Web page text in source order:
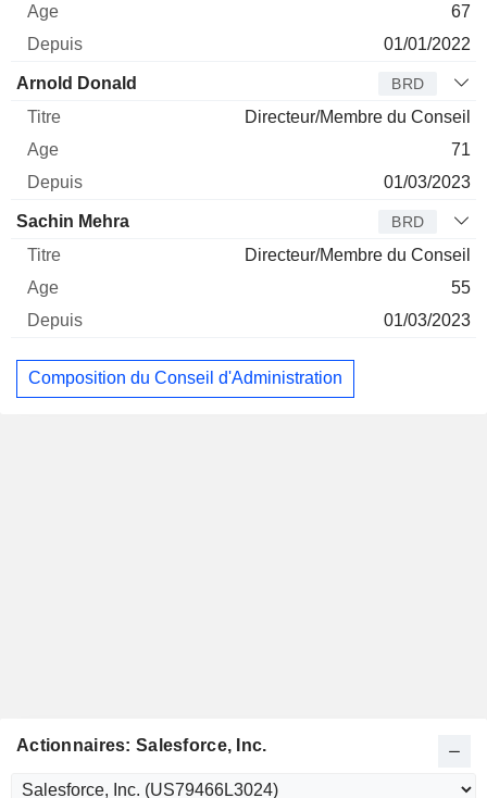
67
01/01/2022
Arnold Donald BRD
Directeur/Membre du Conseil
71
01/03/2023
Sachin Mehra BRD
Directeur/Membre du Conseil
55
01/03/2023
Composition du Conseil d'Administration
Actionnaires: Salesforce, Inc.